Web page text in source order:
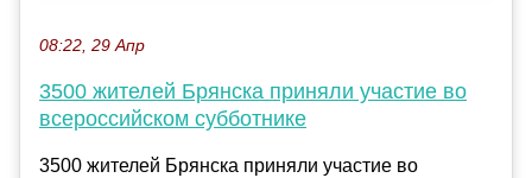
08:22, 29 Апр
3500 жителей Брянска приняли участие во
всероссийском субботнике
3500 жителей Брянска приняли участие во